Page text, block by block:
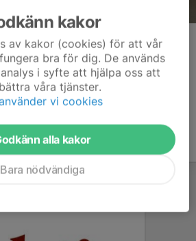
kakor
av kakor (cookies) för att vår
bra för dig. De används
i syfte att hjälpa oss att
våra tjänster.
vi cookies
alla kakor
Bara nödvändiga